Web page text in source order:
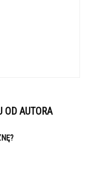
OD AUTORA